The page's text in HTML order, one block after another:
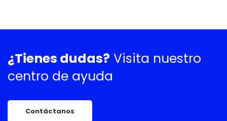
¿Tienes dudas? Visita nuestro
centro de ayuda
Contáctanos